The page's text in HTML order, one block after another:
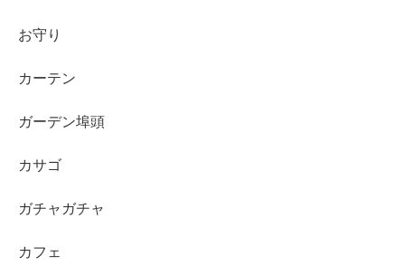
お守り
カーテン
ガーデン埠頭
カサゴ
ガチャガチャ
カフェ